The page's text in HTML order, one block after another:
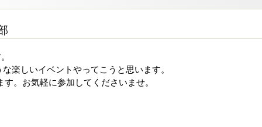
楽しいイベントやってこうと思います。
。お気軽に参加してくださいませ。